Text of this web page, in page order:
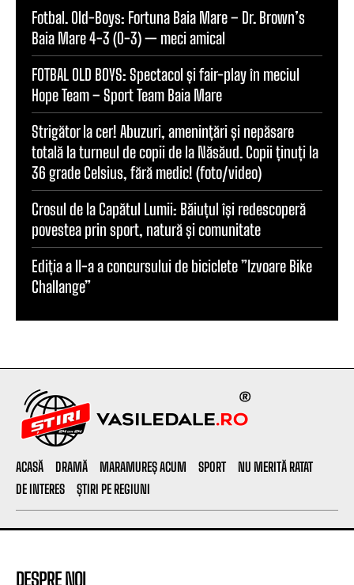
Fotbal. Old-Boys: Fortuna Baia Mare – Dr. Brown’s
Baia Mare 4-3 (0-3) — meci amical
FOTBAL OLD BOYS: Spectacol și fair-play în meciul
Hope Team – Sport Team Baia Mare
Strigător la cer! Abuzuri, amenințări și nepăsare
totală la turneul de copii de la Năsăud. Copii ținuți la
36 grade Celsius, fără medic! (foto/video)
Crosul de la Capătul Lumii: Băiuțul își redescoperă
povestea prin sport, natură și comunitate
Ediția a II-a a concursului de biciclete ”Izvoare Bike
Challange”
ACASĂ DRAMĂ MARAMUREȘ ACUM SPORT
NU MERITĂ RATAT
DE INTERES
ȘTIRI PE REGIUNI
DESPRE NOI